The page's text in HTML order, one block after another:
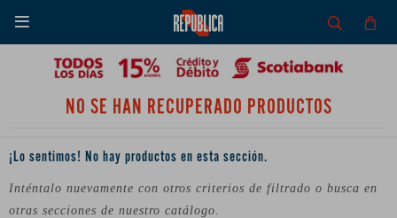

NO SE HAN RECUPERADO PRODUCTOS
¡Lo sentimos! No hay productos en esta sección.
Inténtalo nuevamente con otros criterios de filtrado o busca en
otras secciones de nuestro catálogo.